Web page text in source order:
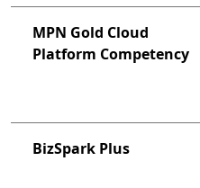
MPN Gold Cloud
Platform Competency
BizSpark Plus